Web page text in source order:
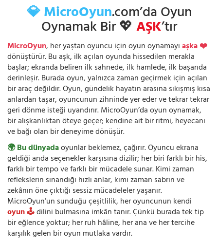
💎 MicroOyun.com’da Oyun
Oynamak Bir 💖AŞK’tır
MicroOyun, her yaştan oyuncu için oyun oynamayıaşka ❤️
dönüştürür. Bu aşk, ilk açılan oyunda hissedilen merakla
başlar; ekranda beliren ilk sahnede, ilk hamlede, ilk başarıda
derinleşir. Burada oyun, yalnızca zaman geçirmek için açılan
bir araç değildir. Oyun, gündelik hayatın arasına sıkışmış kısa
anlardan taşar, oyuncunun zihninde yer eder ve tekrar tekrar
geri dönme isteği uyandırır. MicroOyun’da oyun oynamak,
bir alışkanlıktan öteye geçer; kendine ait bir ritmi, heyecanı
ve bağı olan bir deneyime dönüşür.
🌍 Bu dünyadaoyunlar beklemez, çağırır. Oyuncu ekrana
geldiği anda seçenekler karşısına dizilir; her biri farklı bir his,
farklı bir tempo ve farklı bir mücadele sunar. Kimi zaman
reflekslerin sınandığı hızlı anlar, kimi zaman sabrın ve
zekânın öne çıktığı sessiz mücadeleler yaşanır.
MicroOyun’un sunduğu çeşitlilik, her oyuncunun kendi
oyun 🕹️dilini bulmasına imkân tanır. Çünkü burada tek tip
bir eğlence yoktur; her ruh hâline, her ana ve her tercihe
karşılık gelen bir oyun mutlaka vardır.